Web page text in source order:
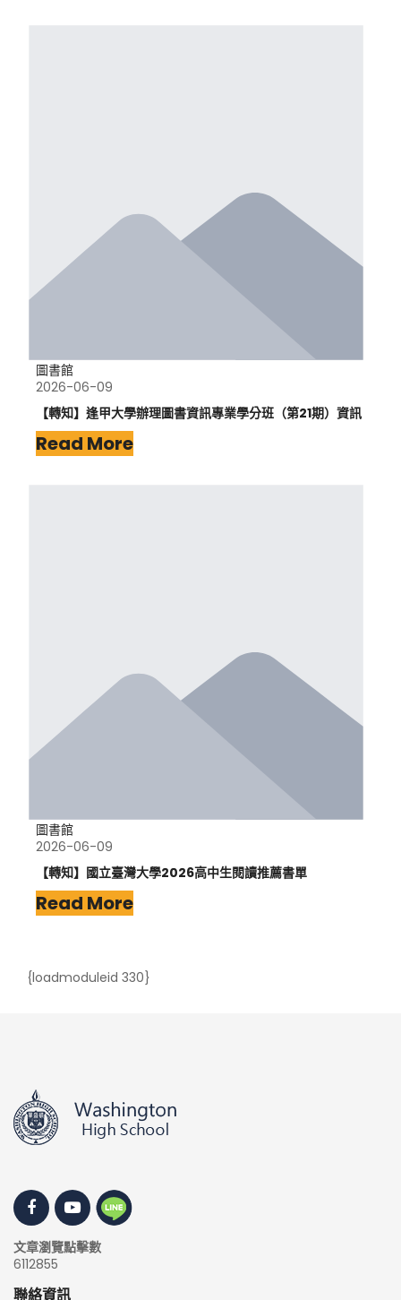
圖書館
2026-06-09
【轉知】逢甲大學辦理圖書資訊專業學分班（第21期）資訊
Read More
圖書館
2026-06-09
【轉知】國立臺灣大學2026高中生閱讀推薦書單
Read More
{loadmoduleid 330}
文章瀏覽點擊數
6112855
聯絡資訊